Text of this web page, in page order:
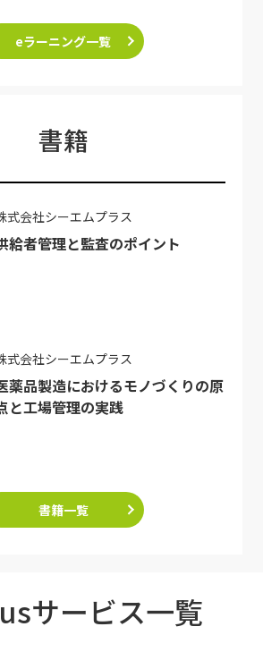
eラーニング一覧
書籍
式会社シーエムプラス
給者管理と監査のポイント
式会社シーエムプラス
薬品製造におけるモノづくりの原
と工場管理の実践
書籍一覧
サービス一覧